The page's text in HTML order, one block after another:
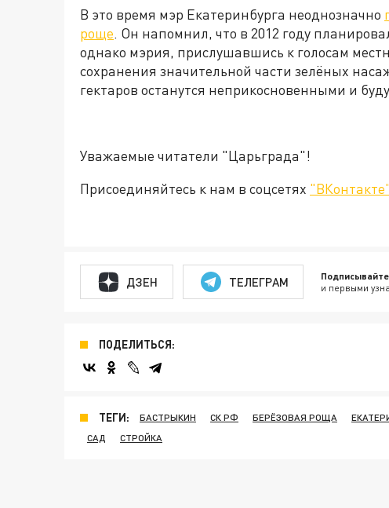
В это время мэр Екатеринбурга неоднозначно
роще. Он напомнил, что в 2012 году
однако мэрия, прислушавшись к голосам
сохранения значительной части зелёных
гектаров останутся неприкосновенными и
Уважаемые читатели "Царьграда"!
Присоединяйтесь к нам в соцсетях "ВКонтакте"
ДЗЕН ТЕЛЕГРАМ и первыми
ПОДЕЛИТЬСЯ:
ТЕГИ: БАСТРЫКИН СК РФ БЕРЁЗОВАЯ РОЩА
САД
СТРОЙКА